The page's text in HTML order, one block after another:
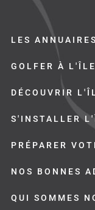
LES
GOLFER À
DÉCOUVRIR
S'INSTALLER
PRÉPARER
NOS BONNES
QUI SOMMES